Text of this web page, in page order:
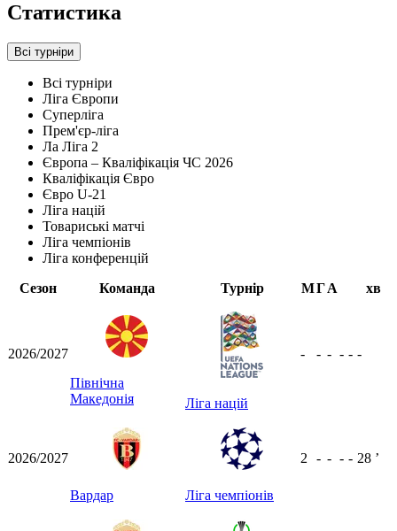
Статистика
Всі турніри
Всі турніри
Ліга Європи
Суперліга
Прем'єр-ліга
Ла Ліга 2
Європа – Кваліфікація ЧС 2026
Кваліфікація Євро
Євро U-21
Ліга націй
Товариські матчі
Ліга чемпіонів
Ліга конференцій
Сезон
Команда Турнір МГА хв
2026/2027
Північна
Македонія
Ліга націй
- - - - - -
2026/2027
Вардар Ліга чемпіонів
2 - - - - 28 ʼ